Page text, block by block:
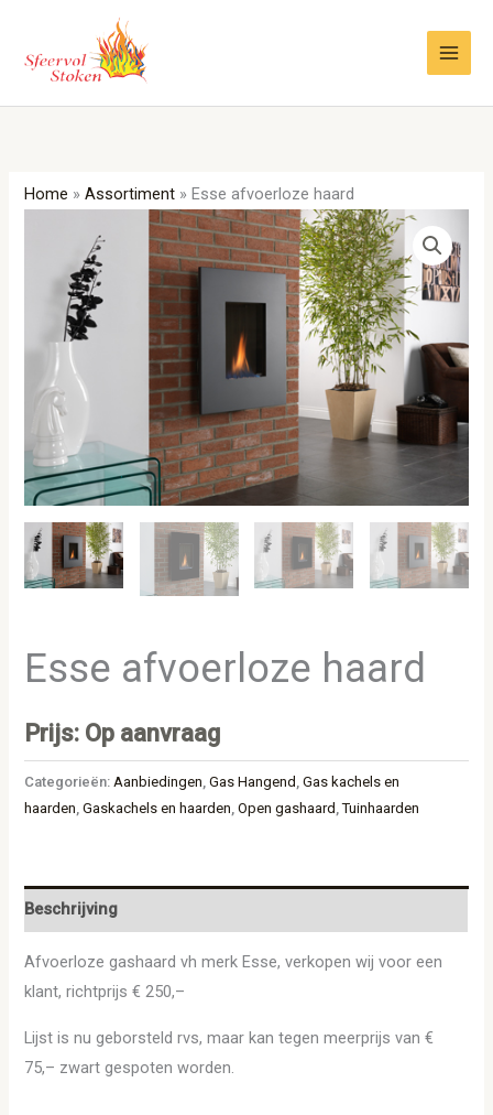
inhoud
Home »Assortiment » Esse afvoerloze haard
Esse afvoerloze haard
Prijs: Op aanvraag
Categorieën: Aanbiedingen ,Gas Hangend ,Gas kachels en
haarden ,Gaskachels en haarden ,Open gashaard ,Tuinhaarden
Beschrijving
Afvoerloze gashaard vh merk Esse, verkopen wij voor een
klant, richtprijs € 250,–
Lijst is nu geborsteld rvs, maar kan tegen meerprijs van €
75,– zwart gespoten worden.